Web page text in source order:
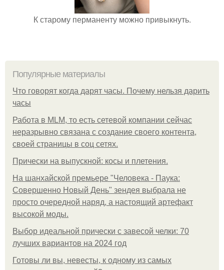
К старому перманенту можно привыкнуть.
Популярные материалы
Что говорят когда дарят часы. Почему нельзя дарить
часы
Работа в MLM, то есть сетевой компании сейчас
неразрывно связана с создание своего контента,
своей страницы в соц сетях.
Прически на выпускной: косы и плетения.
На шанхайской премьере "Человека - Паука:
Совершенно Новый День" зендея выбрала не
просто очередной наряд, а настоящий артефакт
высокой моды.
Выбор идеальной прически с завесой челки: 70
лучших вариантов на 2024 год
Готовы ли вы, невесты, к одному из самых